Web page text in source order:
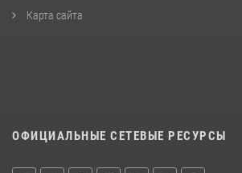
Карта сайта
ОФИЦИАЛЬНЫЕ СЕТЕВЫЕ РЕСУРСЫ